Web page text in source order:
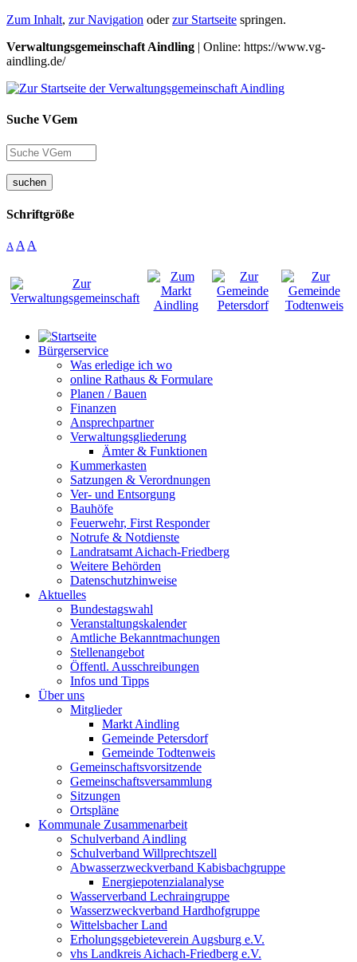
Zum Inhalt, zur Navigation oderzur Startseite springen.
Verwaltungsgemeinschaft Aindling | Online: https://www.vg-
aindling.de/
Suche VGem
suchen
Schriftgröße
A A A
Bürgerservice
Was erledige ich wo
online Rathaus & Formulare
Planen / Bauen
Finanzen
Ansprechpartner
Verwaltungsgliederung
Ämter & Funktionen
Kummerkasten
Satzungen & Verordnungen
Ver- und Entsorgung
Bauhöfe
Feuerwehr, First Responder
Notrufe & Notdienste
Landratsamt Aichach-Friedberg
Weitere Behörden
Datenschutzhinweise
Aktuelles
Bundestagswahl
Veranstaltungskalender
Amtliche Bekanntmachungen
Stellenangebot
Öffentl. Ausschreibungen
Infos und Tipps
Über uns
Mitglieder
Markt Aindling
Gemeinde Petersdorf
Gemeinde Todtenweis
Gemeinschaftsvorsitzende
Gemeinschaftsversammlung
Sitzungen
Ortspläne
Kommunale Zusammenarbeit
Schulverband Aindling
Schulverband Willprechtszell
Abwasserzweckverband Kabisbachgruppe
Energiepotenzialanalyse
Wasserverband Lechraingruppe
Wasserzweckverband Hardhofgruppe
Wittelsbacher Land
Erholungsgebieteverein Augsburg e.V.
vhs Landkreis Aichach-Friedberg e.V.